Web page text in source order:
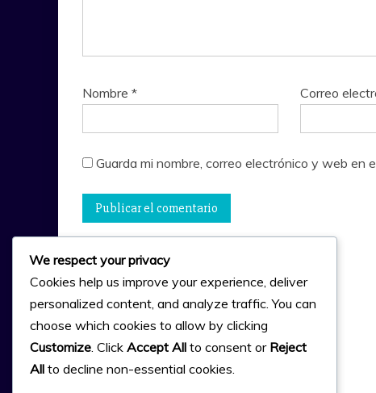
Nombre * Correo
Guarda mi nombre, correo electrónico y web en
We respect your privacy
Cookies help us improve your experience, deliver
personalized content, and analyze traffic. You can
choose which cookies to allow by clicking
Customize. Click Accept All to consent or Reject
All to decline non-essential cookies.